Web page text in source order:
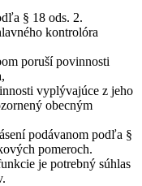
§ 18 ods. 2.
kontrolóra
poruší povinnosti
vyplývajúce z jeho
obecným
podávanom podľa §
pomeroch.
je potrebný súhlas